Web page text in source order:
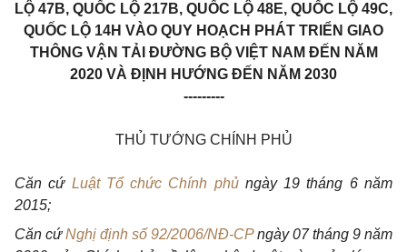
LỘ 47B, QUỐC LỘ 217B, QUỐC LỘ 48E, QUỐC LỘ 49C,
QUỐC LỘ 14H VÀO QUY HOẠCH PHÁT TRIỂN GIAO
THÔNG VẬN TẢI ĐƯỜNG BỘ VIỆT NAM ĐẾN NĂM
2020 VÀ ĐỊNH HƯỚNG ĐẾN NĂM 2030
---------
THỦ TƯỚNG CHÍNH PHỦ
Căn cứLuật Tổ chức Chính phủngày 19 tháng 6 năm
2015;
Căn cứNghị định số 92/2006/NĐ-CPngày 07 tháng 9 năm